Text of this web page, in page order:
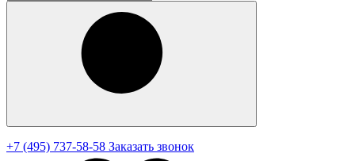
+7 (495) 737-58-58 Заказать звонок